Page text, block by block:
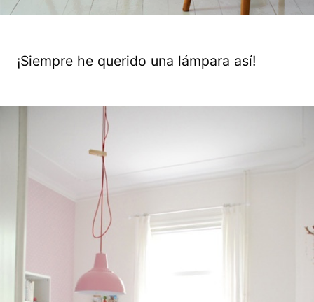
¡Siempre he querido una lámpara así!